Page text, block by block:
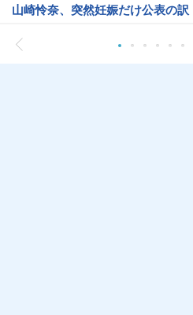
山崎怜奈、突然妊娠だけ公表の訳